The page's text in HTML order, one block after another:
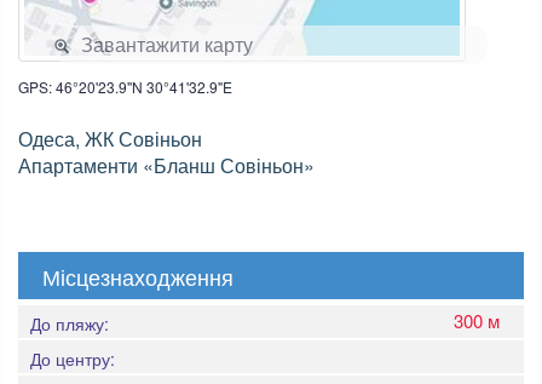
Завантажити карту
GPS: 46°20'23.9"N 30°41'32.9"E
Одеса, ЖК Совіньон
Апартаменти «Бланш Совіньон»
Місцезнаходження
До пляжу: 300 м
До центру: